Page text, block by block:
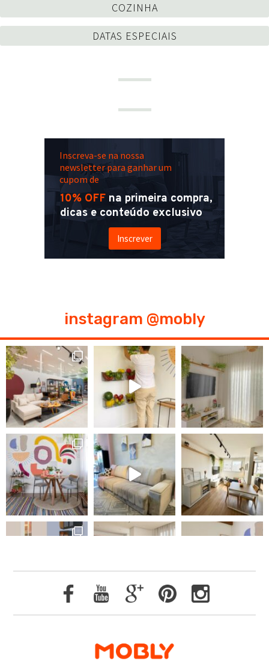
COZINHA
DATAS ESPECIAIS
Inscreva-se na nossa
newsletter para ganhar um
cupom de
10% OFF na primeira compra,
dicas e conteúdo exclusivo
Inscrever
instagram @mobly